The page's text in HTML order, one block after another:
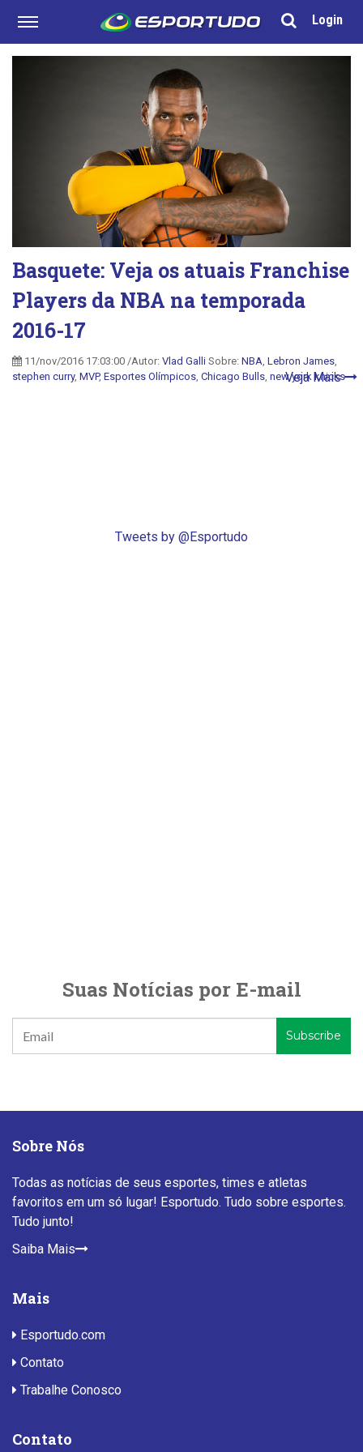
Login
Basquete: Veja os atuais Franchise
Players da NBA na temporada
2016-17
11/nov/2016 17:03:00 /Autor: Vlad Galli Sobre: NBA Lebron James
stephen curry, MVP, Esportes Olímpicos Chicago Bulls new york knicks
Veja Mais
Tweets by @Esportudo
Suas Notícias por E-mail
Sobre Nós
Todas as notícias de seus esportes, times e atletas
favoritos em um só lugar! Esportudo. Tudo sobre esportes.
Tudo junto!
Saiba Mais
Mais
Esportudo.com
Contato
Trabalhe Conosco
Contato